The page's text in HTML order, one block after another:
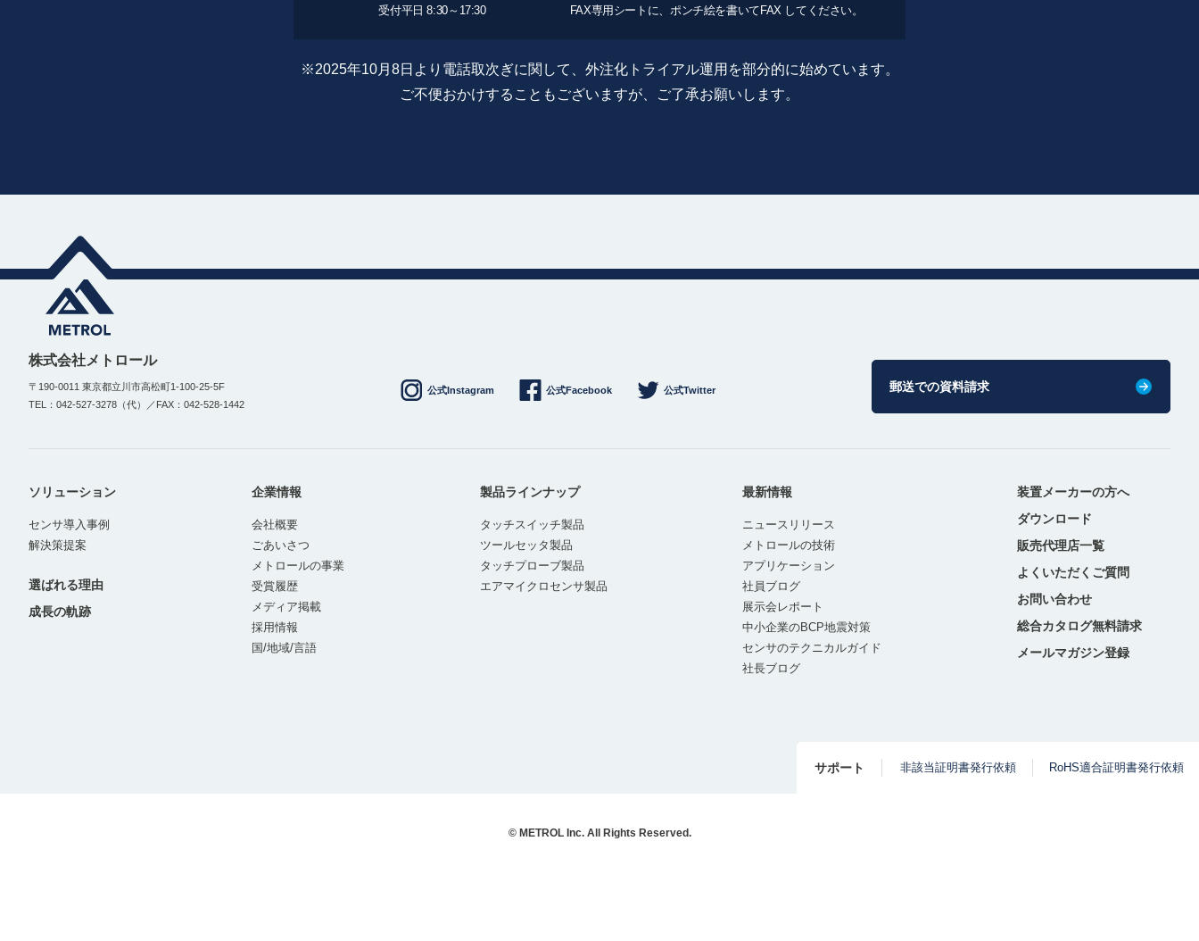
受付平日 8:30～17:30 FAX専用シートに、ポンチ絵を書いてFAX してください。
※2025年10月8日より電話取次ぎに関して、外注化トライアル運用を部分的に始めています。
ご不便おかけすることもございますが、ご了承お願いします。
株式会社メトロール
〒190-0011 東京都立川市高松町1-100-25-5F
TEL：042-527-3278（代）／FAX：042-528-1442
公式Instagram 公式Facebook 公式Twitter 郵送での資料請求
ソリューション
センサ導入事例
解決策提案
選ばれる理由
成長の軌跡
企業情報
会社概要
ごあいさつ
メトロールの事業
受賞履歴
メディア掲載
採用情報
国/地域/言語
製品ラインナップ
タッチスイッチ製品
ツールセッタ製品
タッチプローブ製品
エアマイクロセンサ製品
最新情報
ニュースリリース
メトロールの技術
アプリケーション
社員ブログ
展示会レポート
中小企業のBCP地震対策
センサのテクニカルガイド
社長ブログ
装置メーカーの方へ
ダウンロード
販売代理店一覧
よくいただくご質問
お問い合わせ
総合カタログ無料請求
メールマガジン登録
サポート 非該当証明書発行依頼 RoHS適合証明書発行依頼
© METROL Inc. All Rights Reserved.